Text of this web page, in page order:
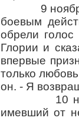
9 ноября
боевым
обрели
Глории и
впервые
только
он. - Я
10 ноября
имевший от